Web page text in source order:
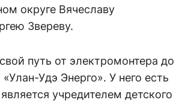
округе Вячеславу
Звереву.
путь от электромонтера до
Удэ Энерго». У него есть
учредителем детского